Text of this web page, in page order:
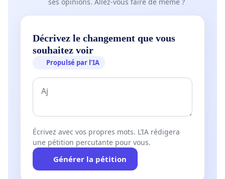
Décrivez le changement que vous
souhaitez voir
Propulsé par l’IA
Écrivez avec vos propres mots. L’IA rédigera
une pétition percutante pour vous.
Générer la pétition